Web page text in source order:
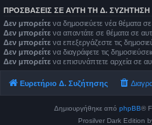
ΠΡΟΣΒΆΣΕΙΣ ΣΕ ΑΥΤΉ ΤΗ Δ. ΣΥΖΉΤΗΣΗ
Δεν μπορείτε να δημοσιεύετε νέα θέματα
Δεν μπορείτε να απαντάτε σε θέματα σε
Δεν μπορείτε να επεξεργάζεστε τις
Δεν μπορείτε να διαγράφετε τις
Δεν μπορείτε να επισυνάπτετε αρχεία σε
Ευρετήριο Δ. Συζήτησης
Δημιουργήθηκε από phpBB®
Prosilver Dark Edition